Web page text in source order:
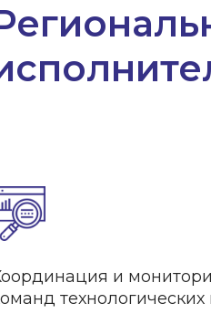
и
технологических